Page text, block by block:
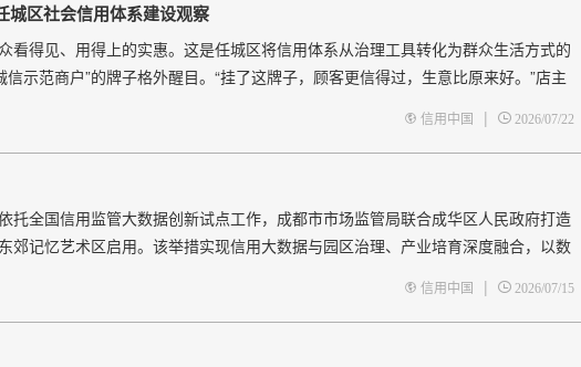
区社会信用体系建设观察
看得见、用得上的实惠。这是任城区将信用体系从治理工具转化为群众生活方式的
范商户”的牌子格外醒目。“挂了这牌子，顾客更信得过，生意比原来好。”店主
务攒的积分兑换了一桶花生油，“这积分就是咱的&lsquo
信用中国 | 2026/07/22
托全国信用监管大数据创新试点工作，成都市市场监管局联合成华区人民政府打造
郊记忆艺术区启用。该举措实现信用大数据与园区治理、产业培育深度融合，以数
、优化营商环境打造全新样板。 针对传统园区治理主体画像单一、信息整合不
部门依
信用中国 | 2026/07/15